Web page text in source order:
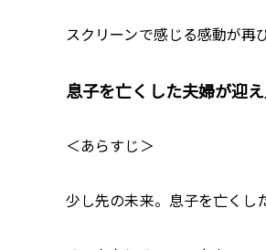
スクリーンで感じる感動が再
息子を亡くした夫婦が迎
＜あらすじ＞
少し先の未来。息子を亡くし